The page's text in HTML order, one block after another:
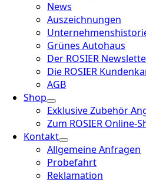
News
Auszeichnungen
Grünes Autohaus
Der ROSIER
Die ROSIER
AGB
Shop
Exklusive Zubehör
Zum ROSIER Online-
Kontakt
Allgemeine Anfragen
Probefahrt
Reklamation